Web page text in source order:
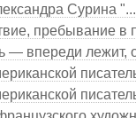
Сурина
пребывание в
— впереди лежит,